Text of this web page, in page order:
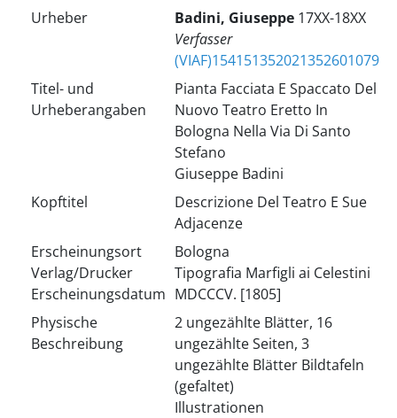
Urheber Badini, Giuseppe 17XX-18XX
Verfasser
(VIAF)154151352021352601079
Titel- und
Urheberangaben
Pianta Facciata E Spaccato Del
Nuovo Teatro Eretto In
Bologna Nella Via Di Santo
Stefano
Giuseppe Badini
Kopftitel
Descrizione Del Teatro E Sue
Adjacenze
Erscheinungsort
Verlag/Drucker
Erscheinungsdatum
Bologna
Tipografia Marfigli ai Celestini
MDCCCV. [1805]
Physische
Beschreibung
2 ungezählte Blätter, 16
ungezählte Seiten, 3
ungezählte Blätter Bildtafeln
(gefaltet)
Illustrationen